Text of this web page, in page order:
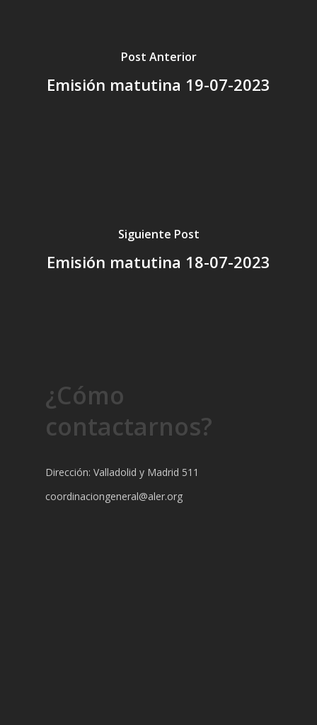
Post Anterior
Emisión matutina 19-07-2023
Siguiente Post
Emisión matutina 18-07-2023
¿Cómo
contactarnos?
Dirección: Valladolid y Madrid 511
coordinaciongeneral@aler.org